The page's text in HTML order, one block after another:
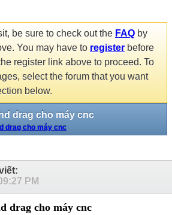
be sure to check out the FAQ by
You may have to register before
register link above to proceed. To
select the forum that you want
below.
drag cho máy cnc
drag cho máy cnc
PM
drag cho máy cnc